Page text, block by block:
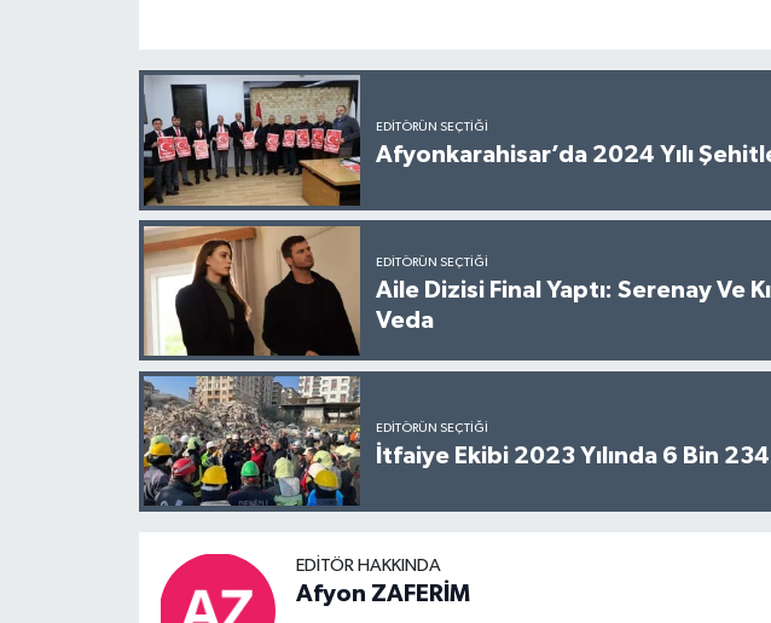
EDITÖRÜN SEÇTIĞI
Afyonkarahisar’da 2024 Yılı
EDITÖRÜN SEÇTIĞI
Aile Dizisi Final Yaptı: Serenay Ve
Veda
EDITÖRÜN SEÇTIĞI
İtfaiye Ekibi 2023 Yılında 6 Bin
EDITÖR HAKKINDA
Afyon ZAFERİM